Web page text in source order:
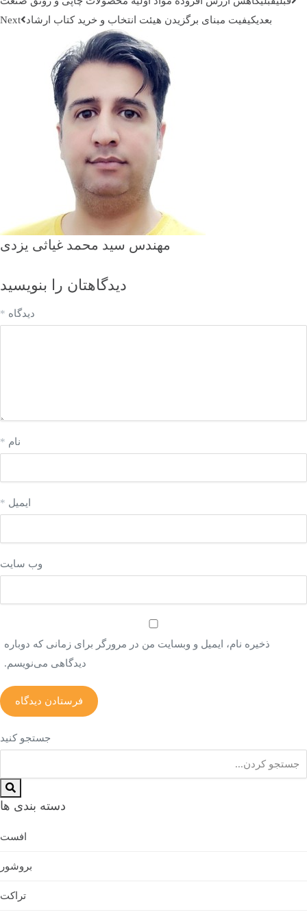
بعدیکیفیت مبنای برگزیدن هیئت انتخاب و خرید کتاب ارشاد
مهندس سید محمد غیاثی یزدی
دیدگاهتان را بنویسید
دیدگاه*
نام*
ایمیل*
وب‌ سایت
ذخیره نام، ایمیل و وبسایت من در مرورگر برای زمانی که دوباره
دیدگاهی می‌نویسم.
جستجو کنید
دسته بندی ها
افست
بروشور
تراکت